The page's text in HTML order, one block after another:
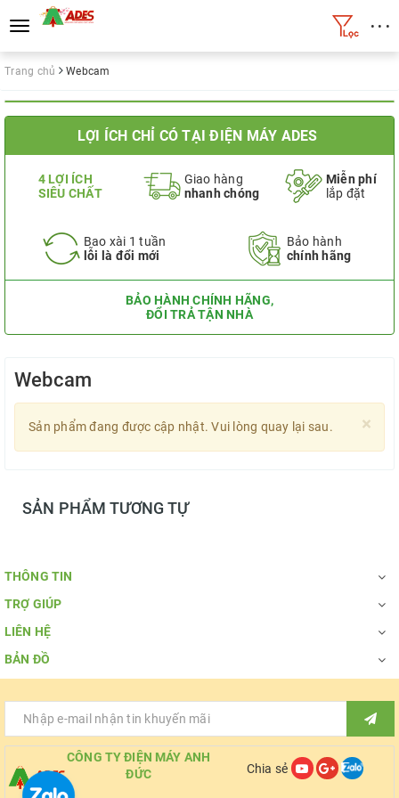
Toggle
navigation
• • •
Trang chủ Webcam
LỢI ÍCH CHỈ CÓ TẠI ĐIỆN MÁY ADES
4 LỢI ÍCH
SIÊU CHẤT
Giao hàng
nhanh chóng
Miễn phí
lắp đặt
Bao xài 1 tuần
lỗi là đổi mới
Bảo hành
chính hãng
BẢO HÀNH CHÍNH HÃNG,
ĐỔI TRẢ TẬN NHÀ
Webcam
×
Sản phẩm đang được cập nhật. Vui lòng quay lại sau.
SẢN PHẨM TƯƠNG TỰ
THÔNG TIN
TRỢ GIÚP
LIÊN HỆ
BẢN ĐỒ
CÔNG TY ĐIỆN MÁY ANH
ĐỨC
Chia sẻ